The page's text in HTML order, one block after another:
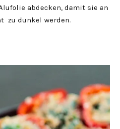
abdecken, damit sie an
zu dunkel werden.